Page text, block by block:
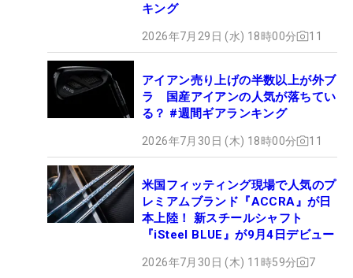
キング
2026年7月29日 (水) 18時00分 11
アイアン売り上げの半数以上が外ブ
ラ 国産アイアンの人気が落ちてい
る？ #週間ギアランキング
2026年7月30日 (木) 18時00分 11
米国フィッティング現場で人気のプ
レミアムブランド『ACCRA』が日
本上陸！ 新スチールシャフト
『iSteel BLUE』が9月4日デビュー
2026年7月30日 (木) 11時59分 7